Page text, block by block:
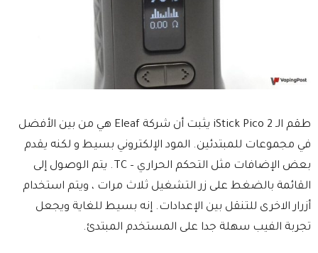
طقم الـ iStick Pico 2 يثبت أن شركة Eleaf هي من بين الأفضل
في مجموعات للمبتدئين. المود الإلكتروني بسيط و لكنه يقدم
بعض الإضافات مثل التحكم الحراري – TC. يتم الوصول إلى
القائمة بالضغط على زر التشغيل ثلاث مرات ، ويتم استخدام
أزرار الاخرى للتنقل بين الإعدادات. إنه بسيط للغاية ويجعل
تجربة الفيب سهلة جدا على المستخدم المبتدئ.